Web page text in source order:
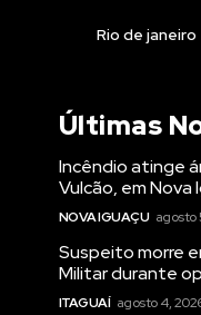
Rio de janeiro
Últimas
Incêndio atinge
Vulcão, em Nova
NOVA IGUAÇU agosto
Suspeito morre
Militar durante
ITAGUAÍ agosto 4,